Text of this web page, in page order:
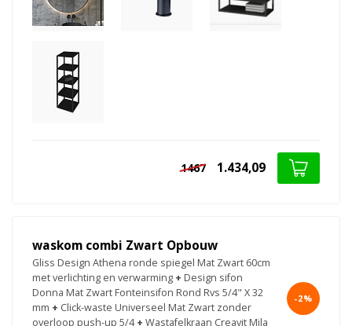
1467 1.434,09
waskom combi Zwart Opbouw
Gliss Design Athena ronde spiegel Mat Zwart 60cm
met verlichting en verwarming + Design sifon
Donna Mat Zwart Fonteinsifon Rond Rvs 5/4" X 32
mm + Click-waste Universeel Mat Zwart zonder
overloop push-up 5/4 + Wastafelkraan Creavit Mila
-2%